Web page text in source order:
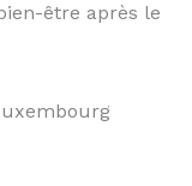
être après le